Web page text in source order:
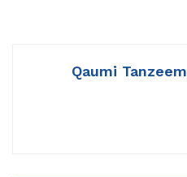
Qaumi Tanzeem